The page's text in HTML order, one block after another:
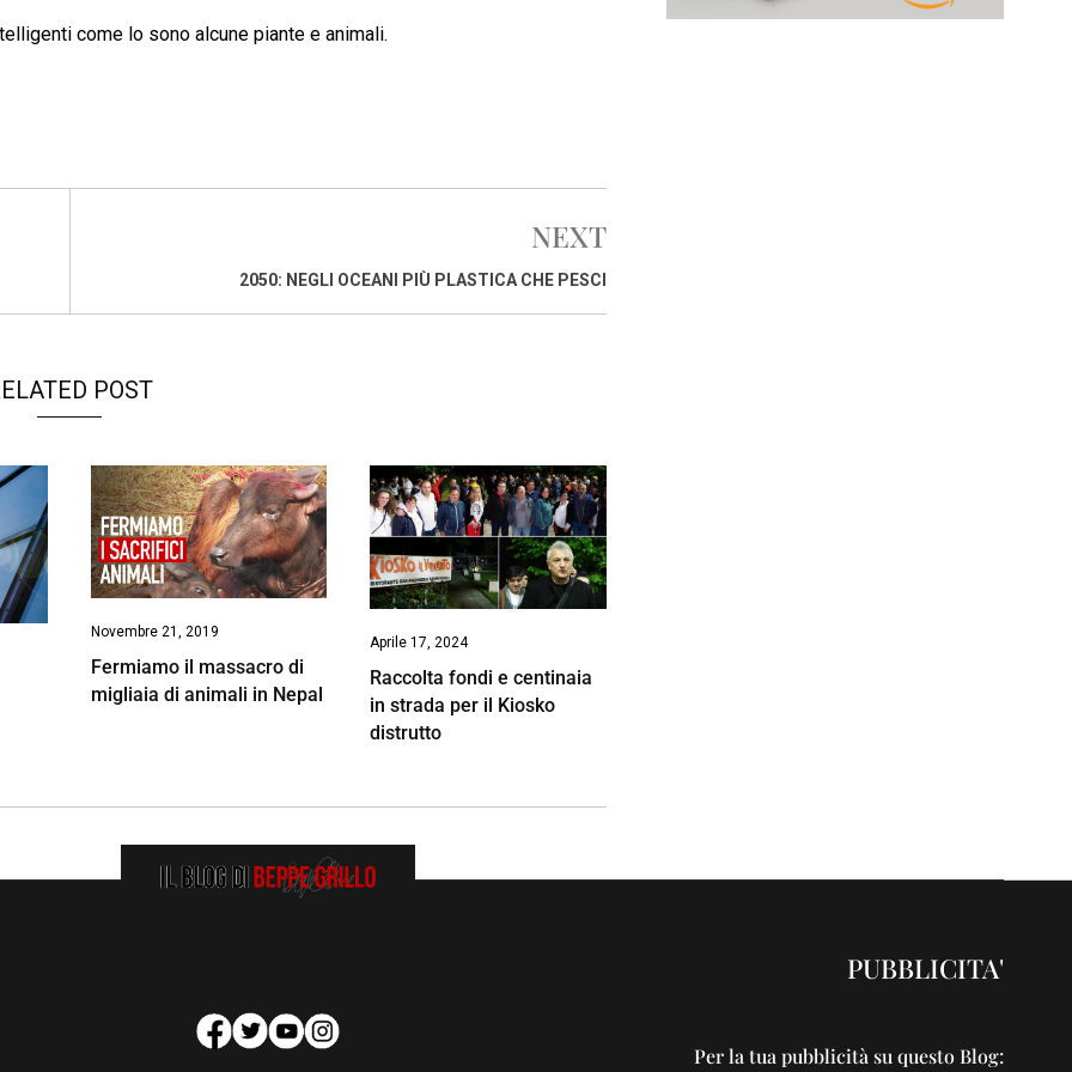
come lo sono alcune piante e animali.
NEXT
2050: NEGLI OCEANI PIÙ PLASTICA CHE PESCI
POST
Novembre 21, 2019
Fermiamo il massacro di
migliaia di animali in Nepal
Aprile 17, 2024
Raccolta fondi e centinaia
in strada per il Kiosko
distrutto
PUBBLICITA'
Per la tua pubblicità su questo Blog: